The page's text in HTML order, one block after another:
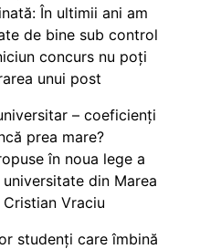
În ultimii ani am
de bine sub control
concurs nu poți
unui post
– coeficienți
prea mare?
în noua lege a
din Marea
Vraciu
studenți care îmbină